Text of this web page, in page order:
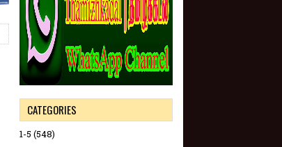
CATEGORIES
1-5 (548)